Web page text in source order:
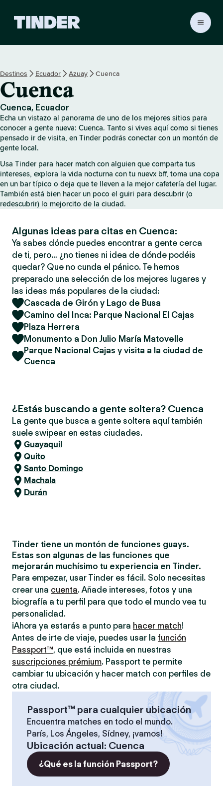
r
c
i
o
Destinos Ecuador Azuay Cuenca
Cuenca
Cuenca, Ecuador
Echa un vistazo al panorama de uno de los mejores sitios para
conocer a gente nueva: Cuenca. Tanto si vives aquí como si tienes
pensado ir de visita, en Tinder podrás conectar con un montón de
gente local.
Usa Tinder para hacer match con alguien que comparta tus
intereses, explora la vida nocturna con tu nuevx bff, toma una copa
en un bar típico o deja que te lleven a la mejor cafetería del lugar.
También está bien hacer un poco el guiri para descubrir (o
redescubrir) lo mejorcito de la ciudad.
Algunas ideas para citas en Cuenca:
Ya sabes dónde puedes encontrar a gente cerca
de ti, pero… ¿no tienes ni idea de dónde podéis
quedar? Que no cunda el pánico. Te hemos
preparado una selección de los mejores lugares y
las ideas más populares de la ciudad:
Cascada de Girón y Lago de Busa
Camino del Inca: Parque Nacional El Cajas
Plaza Herrera
Monumento a Don Julio María Matovelle
Parque Nacional Cajas y visita a la ciudad de
Cuenca
¿Estás buscando a gente soltera? Cuenca
La gente que busca a gente soltera aquí también
suele swipear en estas ciudades.
Guayaquil
Quito
Santo Domingo
Machala
Durán
Tinder tiene un montón de funciones guays.
Estas son algunas de las funciones que
mejorarán muchísimo tu experiencia en Tinder.
Para empezar, usar Tinder es fácil. Solo necesitas
crear una cuenta. Añade intereses, fotos y una
biografía a tu perfil para que todo el mundo vea tu
personalidad.
¡Ahora ya estarás a punto para hacer match!
Antes de irte de viaje, puedes usar la función
Passport™, que está incluida en nuestras
suscripciones prémium. Passport te permite
cambiar tu ubicación y hacer match con perfiles de
otra ciudad.
Passport™ para cualquier ubicación
Encuentra matches en todo el mundo.
París, Los Ángeles, Sídney, ¡vamos!
Ubicación actual: Cuenca
¿Qué es la función Passport?